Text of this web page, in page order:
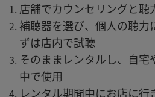
店舗でカウンセリングと聴
補聴器を選び、個人の聴力
ずは店内で試聴
そのままレンタルし、自宅
中で使用
レンタル期間中にお店に